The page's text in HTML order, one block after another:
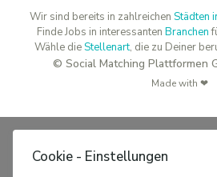
Wir sind bereits in zahlreichen Städten
Finde Jobs in interessanten Branchen
Wähle dieStellenart, die zu Deiner
© Social Matching Plattformen
Made with ❤
Cookie - Einstellungen